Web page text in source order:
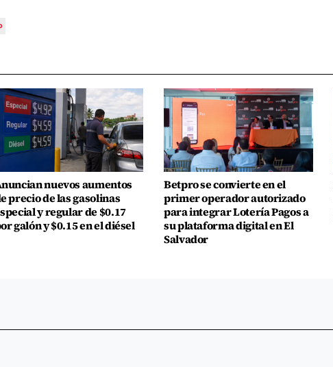
nuevos aumentos
precio de las gasolinas
y regular de $0.17
galón y $0.15 en el diésel
Betpro se convierte en el
primer operador autorizado
para integrar Lotería Pagos a
su plataforma digital en El
Salvador